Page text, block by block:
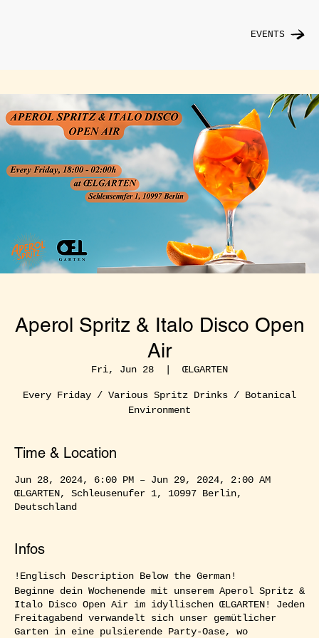
EVENTS
Aperol Spritz & Italo Disco Open
Air
Fri, Jun 28
  |
ŒLGARTEN
Every Friday / Various Spritz Drinks / Botanical
Environment
Time & Location
Jun 28, 2024, 6:00 PM – Jun 29, 2024, 2:00 AM
ŒLGARTEN, Schleusenufer 1, 10997 Berlin,
Deutschland
Infos
!Englisch Description Below the German!
Beginne dein Wochenende mit unserem Aperol Spritz &
Italo Disco Open Air im idyllischen ŒLGARTEN! Jeden
Freitagabend verwandelt sich unser gemütlicher
Garten in eine pulsierende Party-Oase, wo